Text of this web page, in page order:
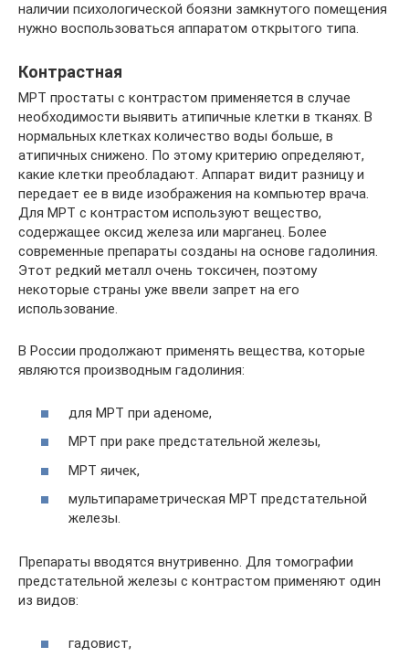
наличии психологической боязни замкнутого помещения
нужно воспользоваться аппаратом открытого типа.
Контрастная
МРТ простаты с контрастом применяется в случае
необходимости выявить атипичные клетки в тканях. В
нормальных клетках количество воды больше, в
атипичных снижено. По этому критерию определяют,
какие клетки преобладают. Аппарат видит разницу и
передает ее в виде изображения на компьютер врача.
Для МРТ с контрастом используют вещество,
содержащее оксид железа или марганец. Более
современные препараты созданы на основе гадолиния.
Этот редкий металл очень токсичен, поэтому
некоторые страны уже ввели запрет на его
использование.
В России продолжают применять вещества, которые
являются производным гадолиния:
для МРТ при аденоме,
МРТ при раке предстательной железы,
МРТ яичек,
мультипараметрическая МРТ предстательной
железы.
Препараты вводятся внутривенно. Для томографии
предстательной железы с контрастом применяют один
из видов:
гадовист,